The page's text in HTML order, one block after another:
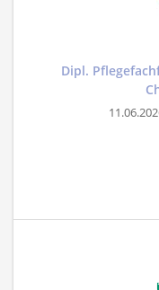
Dipl.